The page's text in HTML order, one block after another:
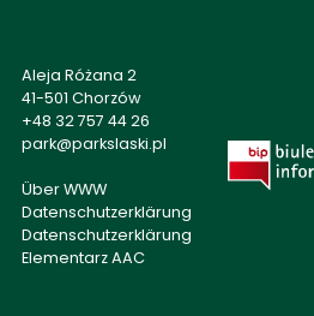
Aleja Różana 2
41-501 Chorzów
+48 32 757 44 26
park@parkslaski.pl
Über WWW
Datenschutzerklärung
Datenschutzerklärung
Elementarz AAC